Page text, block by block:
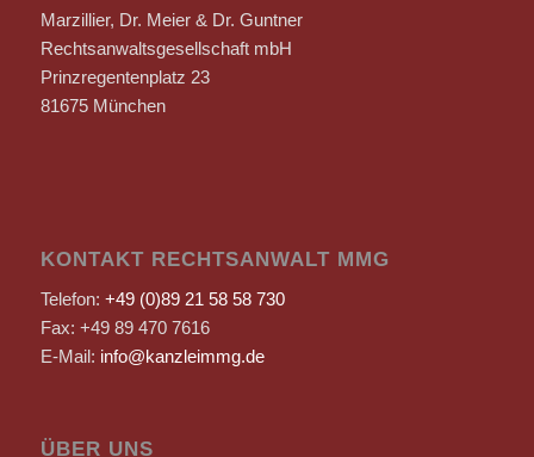
Marzillier, Dr. Meier & Dr. Guntner
Rechtsanwaltsgesellschaft mbH
Prinzregentenplatz 23
81675 München
KONTAKT RECHTSANWALT MMG
Telefon: +49 (0)89 21 58 58 730
Fax: +49 89 470 7616
E-Mail: info@kanzleimmg.de
ÜBER UNS